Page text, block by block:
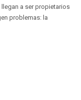
a ser propietarios
problemas: la